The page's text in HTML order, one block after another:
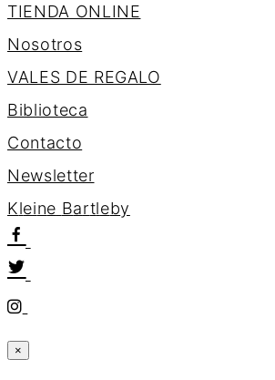
TIENDA ONLINE
Nosotros
VALES DE REGALO
Biblioteca
Contacto
Newsletter
Kleine Bartleby
×